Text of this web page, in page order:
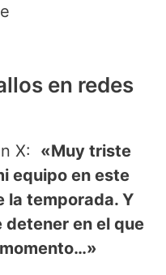
en redes
X: «Muy triste
equipo en este
la temporada. Y
en el que